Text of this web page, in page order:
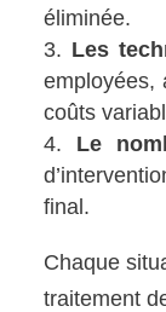
éliminée.
Les
employées,
coûts
Le
final.
Chaque
traitement